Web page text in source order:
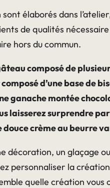
110,00 €
sont élaborés dans
de qualités
hors du commun.
composé de
d’une base de
ganache montée
laisserez surprendre
douce crème au beurre
décoration, un glaçage
personnaliser la
quelle création vous